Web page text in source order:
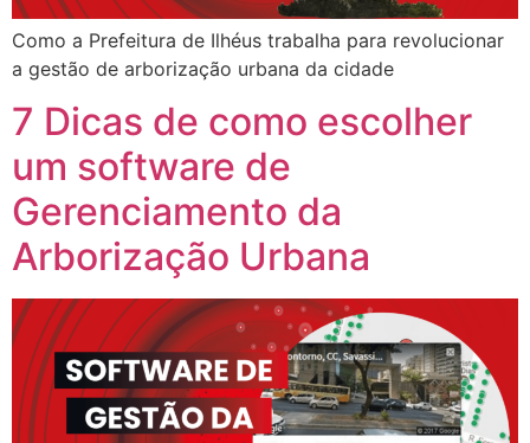
Como a Prefeitura de Ilhéus trabalha para revolucionar
a gestão de arborização urbana da cidade
7 Dicas de como escolher
um software de
Gerenciamento da
Arborização Urbana